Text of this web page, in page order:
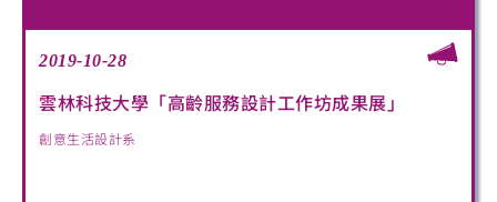
2019-10-28
雲林科技大學「高齡服務設計工作坊成果展」
創意生活設計系